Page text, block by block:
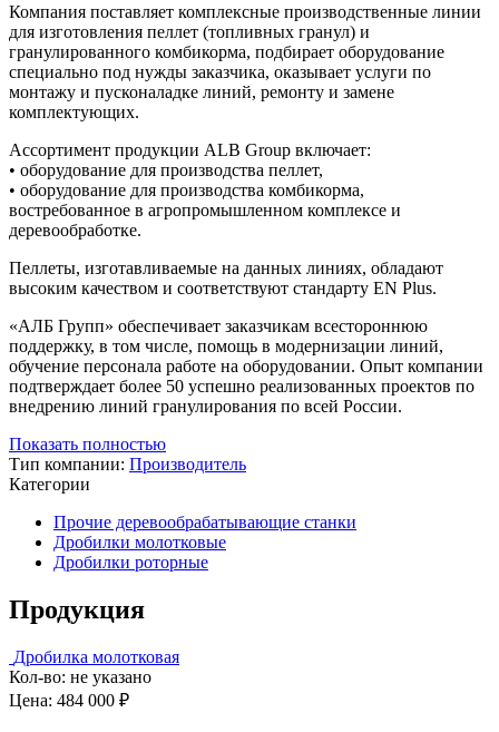
Компания поставляет комплексные производственные линии
для изготовления пеллет (топливных гранул) и
гранулированного комбикорма, подбирает оборудование
специально под нужды заказчика, оказывает услуги по
монтажу и пусконаладке линий, ремонту и замене
комплектующих.
Ассортимент продукции ALB Group включает:
• оборудование для производства пеллет,
• оборудование для производства комбикорма,
востребованное в агропромышленном комплексе и
деревообработке.
Пеллеты, изготавливаемые на данных линиях, обладают
высоким качеством и соответствуют стандарту EN Plus.
«АЛБ Групп» обеспечивает заказчикам всестороннюю
поддержку, в том числе, помощь в модернизации линий,
обучение персонала работе на оборудовании. Опыт компании
подтверждает более 50 успешно реализованных проектов по
внедрению линий гранулирования по всей России.
Показать полностью
Тип компании: Производитель
Категории
Прочие деревообрабатывающие станки
Дробилки молотковые
Дробилки роторные
Продукция
Дробилка молотковая
Кол-во: не указано
Цена: 484 000 ₽